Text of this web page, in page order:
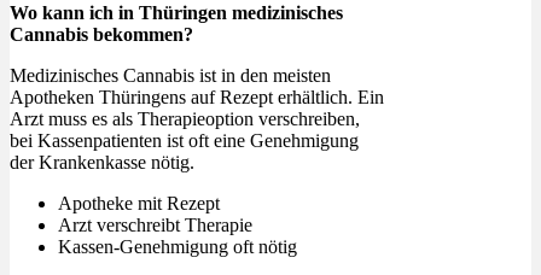
Wo kann ich in Thüringen medizinisches
Cannabis bekommen?
Medizinisches Cannabis ist in den meisten
Apotheken Thüringens auf Rezept erhältlich. Ein
Arzt muss es als Therapieoption verschreiben,
bei Kassenpatienten ist oft eine Genehmigung
der Krankenkasse nötig.
Apotheke mit Rezept
Arzt verschreibt Therapie
Kassen-Genehmigung oft nötig